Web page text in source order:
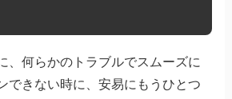
、何らかのトラブルでスムーズに
できない時に、安易にもうひとつ